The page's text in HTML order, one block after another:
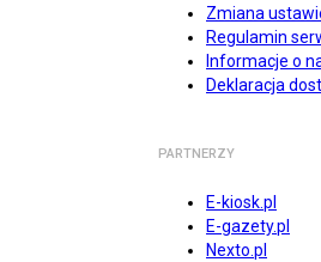
Zmiana
Regulamin
Informacje o
Deklaracja
PARTNERZY
E-kiosk.pl
E-gazety.pl
Nexto.pl